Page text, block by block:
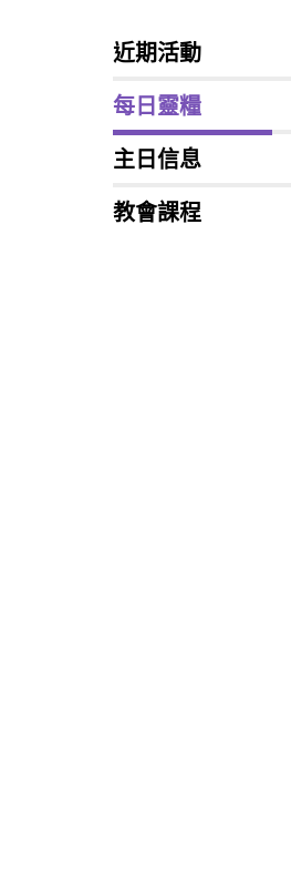
近期活動
每日靈糧
主日信息
教會課程